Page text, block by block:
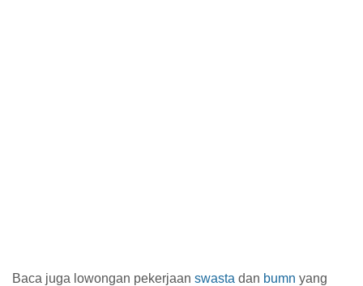
Baca juga lowongan pekerjaan swasta dan bumn yang